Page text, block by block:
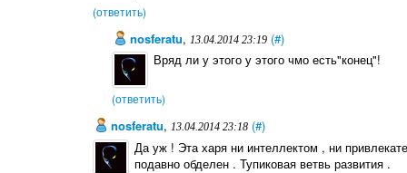
(ответить)
nosferatu, 13.04.2014 23:19 (#)
Вряд ли у этого у этого чмо есть"конец"!
(ответить)
nosferatu,13.04.2014 23:18 (#)
Да уж ! Эта харя ни интеллектом , ни
подавно обделен . Тупиковая ветвь развития .